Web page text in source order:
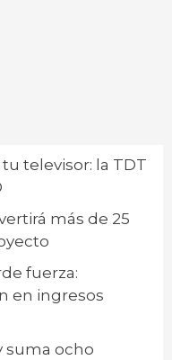
televisor: la TDT
más de 25
fuerza:
en ingresos
suma ocho